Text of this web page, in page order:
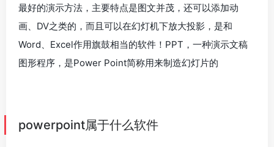
最好的演示方法，主要特点是图文并茂，还可以添加动
画、DV之类的，而且可以在幻灯机下放大投影，是和
Word、Excel作用旗鼓相当的软件！PPT，一种演示文稿
图形程序，是Power Point简称用来制造幻灯片的
powerpoint属于什么软件